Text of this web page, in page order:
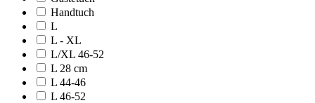
Handtuch
L
L - XL
L/XL 46-52
L 28 cm
L 44-46
L 46-52